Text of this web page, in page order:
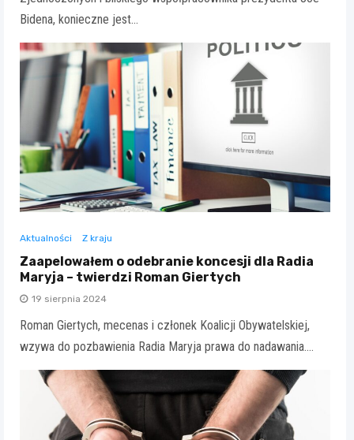
Bidena, konieczne jest…
Aktualności Z kraju
Zaapelowałem o odebranie koncesji dla Radia
Maryja – twierdzi Roman Giertych
19 sierpnia 2024
Roman Giertych, mecenas i członek Koalicji Obywatelskiej,
wzywa do pozbawienia Radia Maryja prawa do nadawania.…